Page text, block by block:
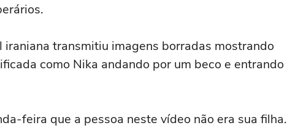
iraniana transmitiu imagens borradas mostrando
como Nika andando por um beco e entrando
feira que a pessoa neste vídeo não era sua filha.